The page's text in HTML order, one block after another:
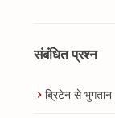
संबंधित प्रश्न
ब्रिटेन से भुगतान